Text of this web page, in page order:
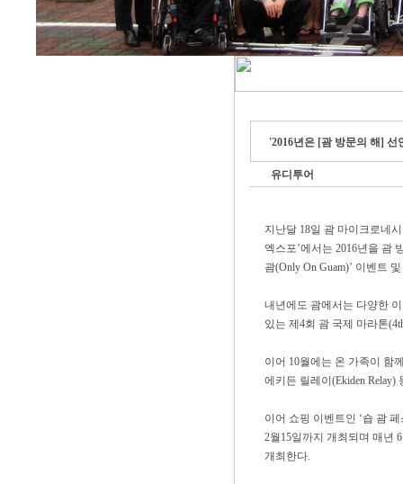
'2016년은 [괌 방문의 해]
유디투어
지난달 18일 괌 마이크로네
엑스포’에서는 2016년을 괌
괌(Only On Guam)’ 이벤트
내년에도 괌에서는 다양한
있는 제4회 괌 국제 마라톤
이어 10월에는 온 가족이 함
에키든 릴레이(Ekiden Relay)
이어 쇼핑 이벤트인 ‘숍 괌 페
2월15일까지 개최되며 매년
개최한다.